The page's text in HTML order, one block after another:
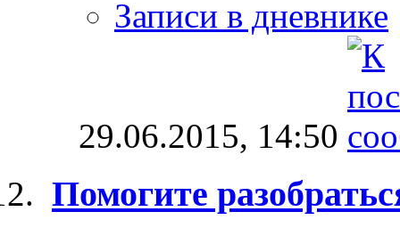
Записи в дневнике
29.06.2015, 14:50
Помогите